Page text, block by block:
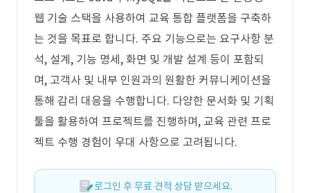
웹 기술 스택을 사용하여 교육 통합 플랫폼을 구축하
는 것을 목표로 합니다. 주요 기능으로는 요구사항 분
석, 설계, 기능 명세, 화면 및 개발 설계 등이 포함되
며, 고객사 및 내부 인원과의 원활한 커뮤니케이션을
통해 감리 대응을 수행합니다. 다양한 문서화 및 기획
툴을 활용하여 프로젝트를 진행하며, 교육 관련 프로
젝트 수행 경험이 우대 사항으로 고려됩니다.
로그인 후 무료 견적 상담 받으세요.